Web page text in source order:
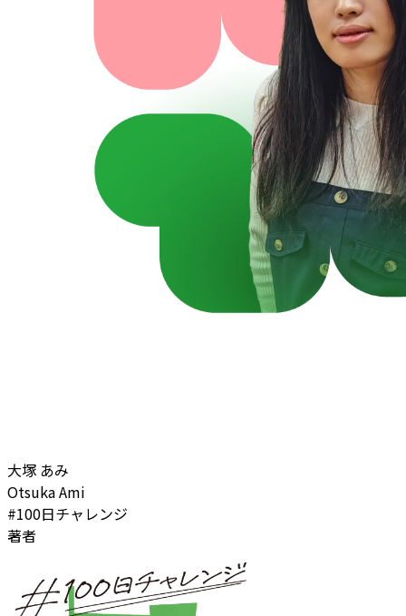
大塚 あみ
Otsuka Ami
#100日チャレンジ
著者